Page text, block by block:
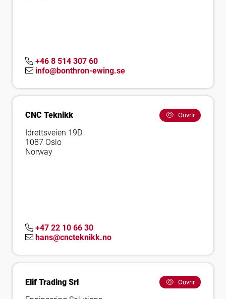
+46 8 514 307 60
info@bonthron-ewing.se
CNC Teknikk Ouvrir
Idrettsveien 19D
1087 Oslo
Norway
+47 22 10 66 30
hans@cncteknikk.no
Elif Trading Srl Ouvrir